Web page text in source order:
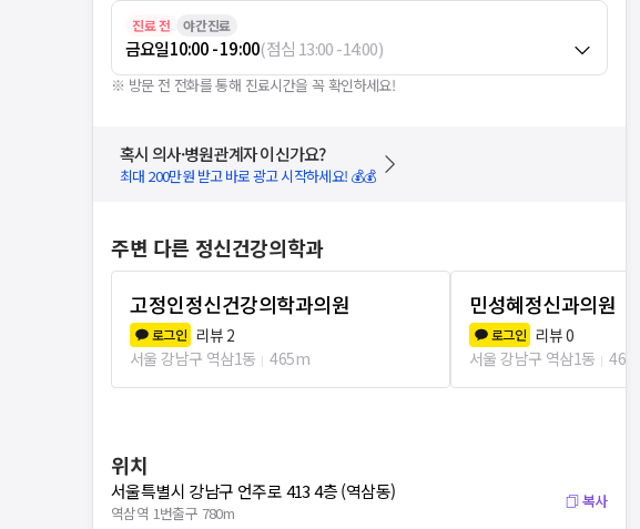
진료 전 야간진료
금요일10:00 - 19:00(점심 13:00-14:00)
※ 방문 전 전화를 통해 진료시간을 꼭 확인하세요!
혹시 의사·병원관계자 이신가요?
최대 200만원 받고 바로 광고 시작하세요! 💰💰
주변 다른 정신건강의학과
고정인정신건강의학과의원
로그인 리뷰 2
서울 강남구 역삼1동
465m
민성혜정신과의원
로그인 리뷰0
서울 강남구 역삼1동
465m
위치
서울특별시 강남구 언주로 413 4층 (역삼동)
역삼역 1번출구 780m
복사